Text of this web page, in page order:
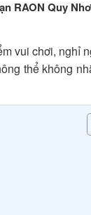
RAON Quy
vui chơi, nghỉ
thể không